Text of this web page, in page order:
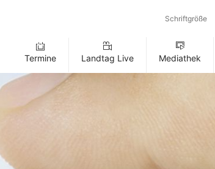
Schriftgröße
Termine Landtag Live Mediathek